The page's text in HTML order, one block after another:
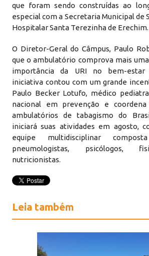
que foram sendo construídas ao
especial com a Secretaria Municipal de
Hospitalar Santa Terezinha de Erechim.
O Diretor-Geral do Câmpus, Paulo
que o ambulatório comprova mais
importância da URI no bem-estar
iniciativa contou com um grande
Paulo Becker Lotufo, médico
nacional em prevenção e
ambulatórios de tabagismo do
iniciará suas atividades em agosto,
equipe multidisciplinar
pneumologistas, psicólogos,
nutricionistas.
Leia também